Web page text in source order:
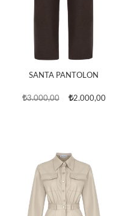
SANTA PANTOLON
3.000,00 2.000,00